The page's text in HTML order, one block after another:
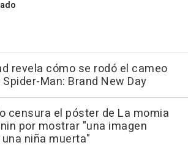
revela cómo se rodó el cameo
Man: Brand New Day
censura el póster de La momia
por mostrar "una imagen
niña muerta"